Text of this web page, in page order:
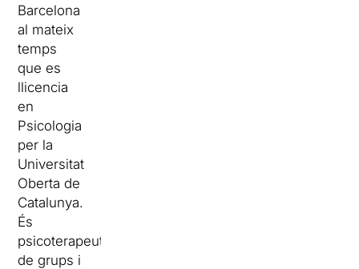
Barcelona
al mateix
temps
que es
llicencia
en
Psicologia
per la
Universitat
Oberta de
Catalunya.
És
psicoterapeuta
de grups i